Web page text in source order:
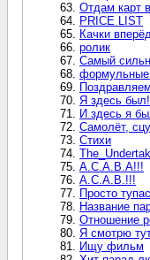
Отдам карт
PRICE LIST
Качки
ролик
Самый
формульные
Я здесь был!
И здесь я
Самолёт,
Стихи
A.C.A.B.A!!!
A.C.A.B.!!!
Просто
Название
Отношение
Я смотрю
Ищу фильм